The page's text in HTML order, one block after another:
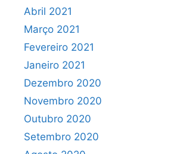
Abril 2021
Março 2021
Fevereiro 2021
Janeiro 2021
Dezembro 2020
Novembro 2020
Outubro 2020
Setembro 2020